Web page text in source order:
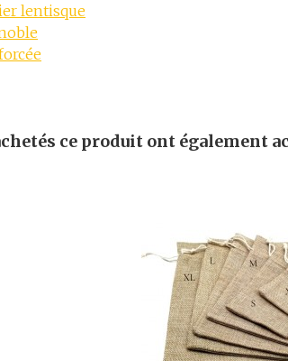
lentisque
naturelle, 100% pur et non dilué
nana syme.
nain.
ce produit ont également